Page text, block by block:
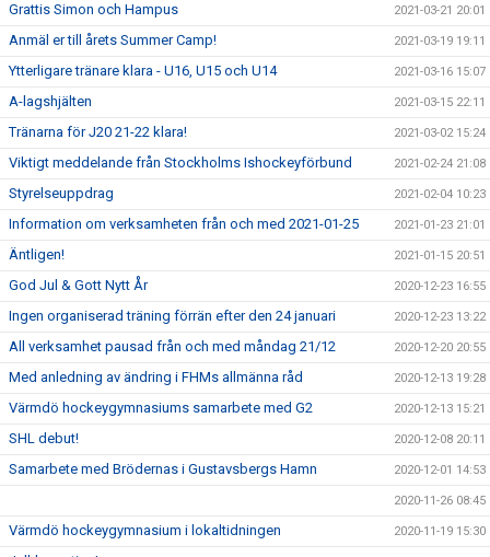
Grattis Simon och Hampus 2021-03-21 20:01
Anmäl er till årets Summer Camp! 2021-03-19 19:11
Ytterligare tränare klara - U16, U15 och U14 2021-03-16 15:07
A-lagshjälten 2021-03-15 22:11
Tränarna för J20 21-22 klara! 2021-03-02 15:24
Viktigt meddelande från Stockholms Ishockeyförbund 2021-02-24 21:08
Styrelseuppdrag 2021-02-04 10:23
Information om verksamheten från och med 2021-01-25 2021-01-23 21:01
Äntligen! 2021-01-15 20:51
God Jul & Gott Nytt År 2020-12-23 16:55
Ingen organiserad träning förrän efter den 24 januari 2020-12-23 13:22
All verksamhet pausad från och med måndag 21/12 2020-12-20 20:55
Med anledning av ändring i FHMs allmänna råd 2020-12-13 19:28
Värmdö hockeygymnasiums samarbete med G2 2020-12-13 15:21
SHL debut! 2020-12-08 20:11
Samarbete med Brödernas i Gustavsbergs Hamn 2020-12-01 14:53
2020-11-26 08:45
Värmdö hockeygymnasium i lokaltidningen 2020-11-19 15:30